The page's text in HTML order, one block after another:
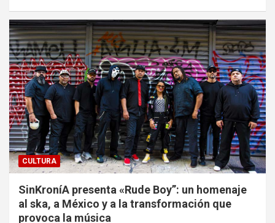
CULTURA
SinKroníA presenta «Rude Boy”: un homenaje
al ska, a México y a la transformación que
provoca la música